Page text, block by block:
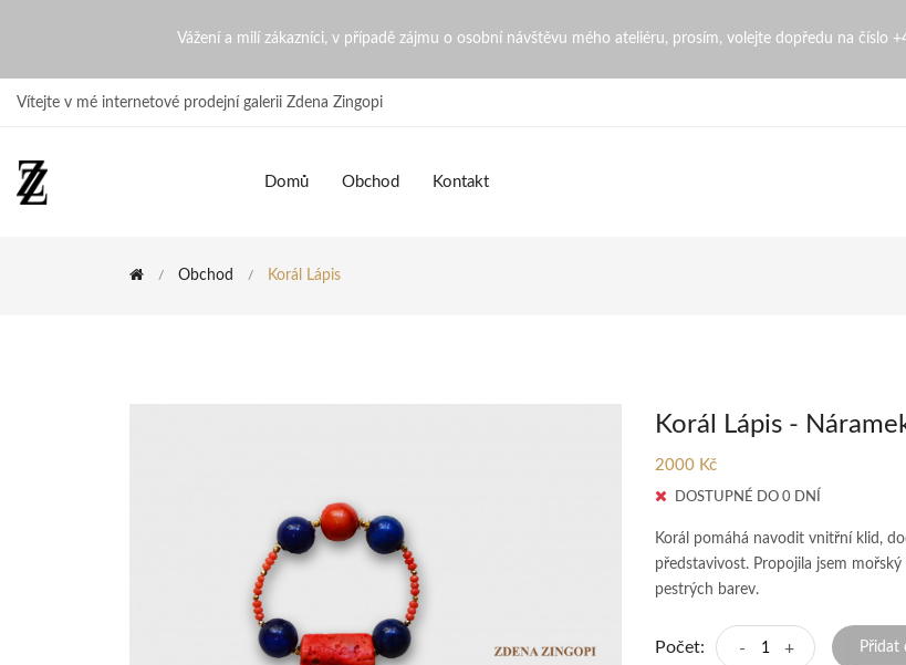
Korál Lápis | ZdenaZingopi
Vážení a milí zákazníci, v případě zájmu o osobní návštěvu mého ateliéru, prosím, volejte dopředu na číslo
Vítejte v mé internetové prodejní galerii Zdena Zingopi
Domů Obchod Kontakt
Obchod Korál Lápis
Korál Lápis -
2000 Kč
DOSTUPNÉ DO 0 DNÍ
Korál pomáhá navodit vnitřní klid,
představivost. Propojila jsem
pestrých barev.
Počet: - + Přidat